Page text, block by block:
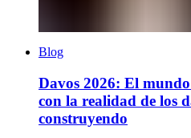
Blog
Davos 2026: El
con la realidad de los
construyendo